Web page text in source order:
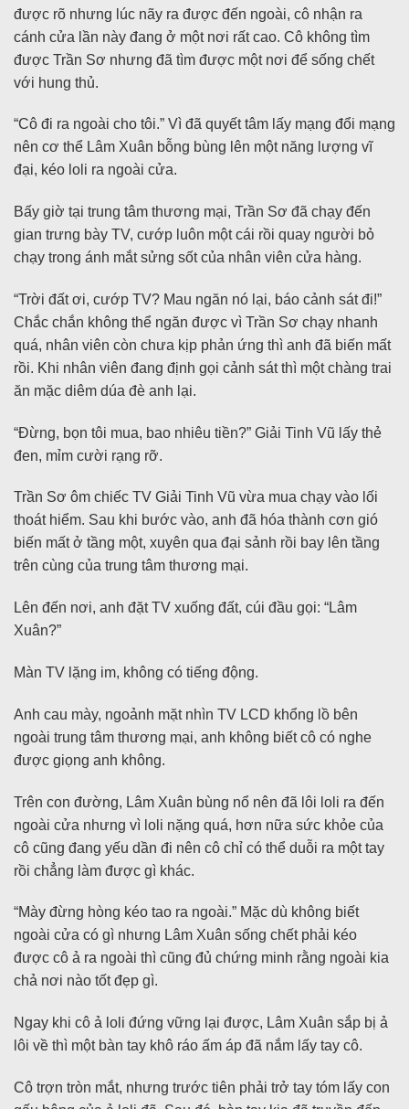
được rõ nhưng lúc nãy ra được đến ngoài, cô nhận ra
cánh cửa lần này đang ở một nơi rất cao. Cô không tìm
được Trần Sơ nhưng đã tìm được một nơi để sống chết
với hung thủ.
“Cô đi ra ngoài cho tôi.” Vì đã quyết tâm lấy mạng đổi mạng
nên cơ thể Lâm Xuân bỗng bùng lên một năng lượng vĩ
đại, kéo loli ra ngoài cửa.
Bấy giờ tại trung tâm thương mại, Trần Sơ đã chạy đến
gian trưng bày TV, cướp luôn một cái rồi quay người bỏ
chạy trong ánh mắt sửng sốt của nhân viên cửa hàng.
“Trời đất ơi, cướp TV? Mau ngăn nó lại, báo cảnh sát đi!”
Chắc chắn không thể ngăn được vì Trần Sơ chạy nhanh
quá, nhân viên còn chưa kịp phản ứng thì anh đã biến mất
rồi. Khi nhân viên đang định gọi cảnh sát thì một chàng trai
ăn mặc diêm dúa đè anh lại.
“Đừng, bọn tôi mua, bao nhiêu tiền?” Giải Tinh Vũ lấy thẻ
đen, mỉm cười rạng rỡ.
Trần Sơ ôm chiếc TV Giải Tinh Vũ vừa mua chạy vào lối
thoát hiểm. Sau khi bước vào, anh đã hóa thành cơn gió
biến mất ở tầng một, xuyên qua đại sảnh rồi bay lên tầng
trên cùng của trung tâm thương mại.
Lên đến nơi, anh đặt TV xuống đất, cúi đầu gọi: “Lâm
Xuân?”
Màn TV lặng im, không có tiếng động.
Anh cau mày, ngoảnh mặt nhìn TV LCD khổng lồ bên
ngoài trung tâm thương mại, anh không biết cô có nghe
được giọng anh không.
Trên con đường, Lâm Xuân bùng nổ nên đã lôi loli ra đến
ngoài cửa nhưng vì loli nặng quá, hơn nữa sức khỏe của
cô cũng đang yếu dần đi nên cô chỉ có thể duỗi ra một tay
rồi chẳng làm được gì khác.
“Mày đừng hòng kéo tao ra ngoài.” Mặc dù không biết
ngoài cửa có gì nhưng Lâm Xuân sống chết phải kéo
được cô ả ra ngoài thì cũng đủ chứng minh rằng ngoài kia
chả nơi nào tốt đẹp gì.
Ngay khi cô ả loli đứng vững lại được, Lâm Xuân sắp bị ả
lôi về thì một bàn tay khô ráo ấm áp đã nắm lấy tay cô.
Cô trợn tròn mắt, nhưng trước tiên phải trở tay tóm lấy con